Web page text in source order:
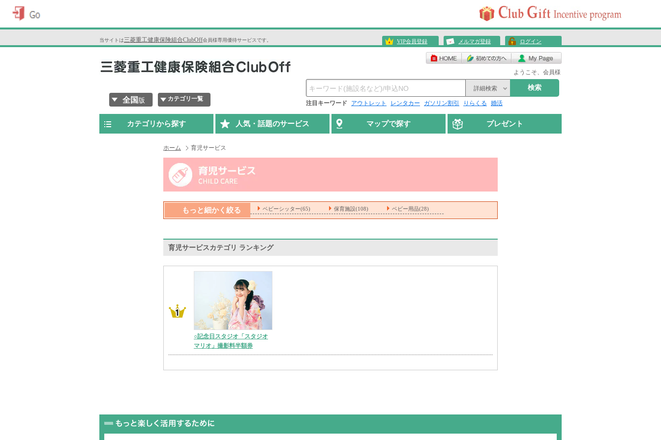
当サイトは三菱重工健康保険組合ClubOff会員様専用優待サービスです。 VIP会員登録 メルマガ登録 ログイン
ようこそ、会員様
全国 版 カテゴリ一覧
詳細検索 検索
注目キーワード アウトレット レンタカー ガソリン割引 りらくる 婚活
カテゴリから探す 人気・話題のサービス マップで探す プレゼント
ホーム 育児サービス
もっと細かく絞る ベビーシッター(65) 保育施設(108) ベビー用品(28)
育児サービスカテゴリ ランキング
○記念日スタジオ「スタジオ
マリオ」撮影料半額券